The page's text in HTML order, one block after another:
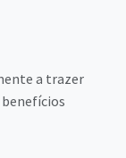
a trazer